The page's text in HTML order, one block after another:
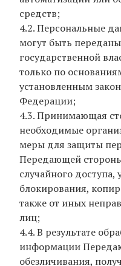
средств;
4.2. Персональные
могут быть
государственной
только по
установленным
Федерации;
4.3. Принимающая
необходимые
меры для защиты
Передающей
случайного
блокирования,
также от иных
лиц;
4.4. В результате
информации
обезличивания,